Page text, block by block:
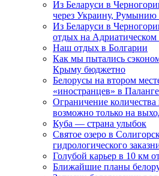
Из Беларуси в
через Украину,
Из Беларуси в
отдых на
Наш отдых в Болгарии
Как мы пытались
Крыму бюджетно
Белорусы на втором
«иностранцев» в
Ограничение
возможно только на
Куба — страна улыбок
Святое озеро в
гидрологического
Голубой карьер в 10 км
Ближайшие планы